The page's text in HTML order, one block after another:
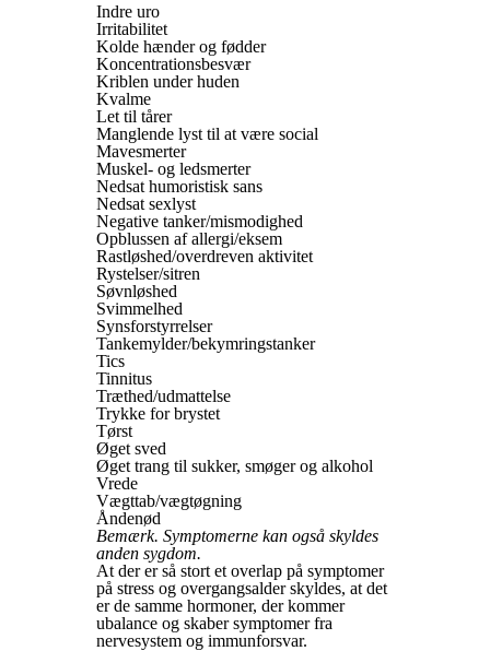
Indre uro
Irritabilitet
Kolde hænder og fødder
Koncentrationsbesvær
Kriblen under huden
Kvalme
Let til tårer
Manglende lyst til at være social
Mavesmerter
Muskel- og ledsmerter
Nedsat humoristisk sans
Nedsat sexlyst
Negative tanker/mismodighed
Opblussen af allergi/eksem
Rastløshed/overdreven aktivitet
Rystelser/sitren
Søvnløshed
Svimmelhed
Synsforstyrrelser
Tankemylder/bekymringstanker
Tics
Tinnitus
Træthed/udmattelse
Trykke for brystet
Tørst
Øget sved
Øget trang til sukker, smøger og alkohol
Vrede
Vægttab/vægtøgning
Åndenød
Bemærk. Symptomerne kan også skyldes
anden sygdom.
At der er så stort et overlap på symptomer
på stress og overgangsalder skyldes, at det
er de samme hormoner, der kommer
ubalance og skaber symptomer fra
nervesystem og immunforsvar.